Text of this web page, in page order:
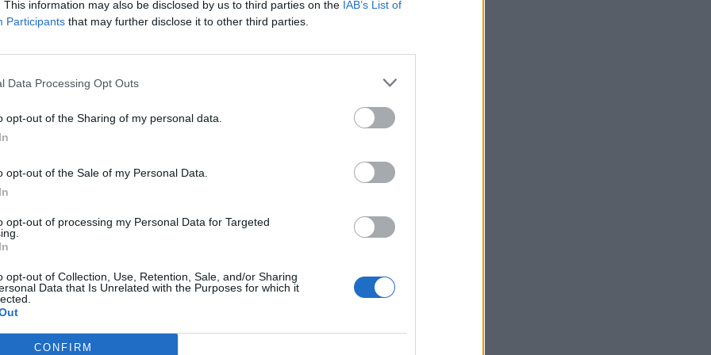
This information may also be disclosed by us to third parties on the IAB’s List of
Participants that may further disclose it to other third parties.
Data Processing Opt Outs
opt-out of the Sharing of my personal data.
opt-out of the Sale of my Personal Data.
opt-out of processing my Personal Data for Targeted
opt-out of Collection, Use, Retention, Sale, and/or Sharing
Data that Is Unrelated with the Purposes for which it
CONFIRM
1973, V parku, 1974, Událost v 11.58:03, 1975) ze
obrazy pocházejí z klíčového období autorovy dráhy,
dodnes, tj. odkrývání významů skrytých za zjevnou
ve všednosti; a pozorování zneklidněné současnosti
a rovnováhy v chaosu.
a tázavostí vypovídají o nekončících vzestupech
sebeklamném vtělování se do božího postavení. Proti
se lidské vjemy stále více zprostředkovávají digitálně,
že „Prostřednictvím umění hledáme Boha v Člověku.“